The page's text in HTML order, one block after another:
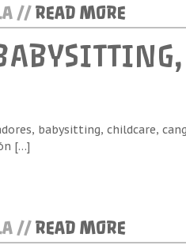
//READ MORE
babysitting, childcare,
[…]
//READ MORE